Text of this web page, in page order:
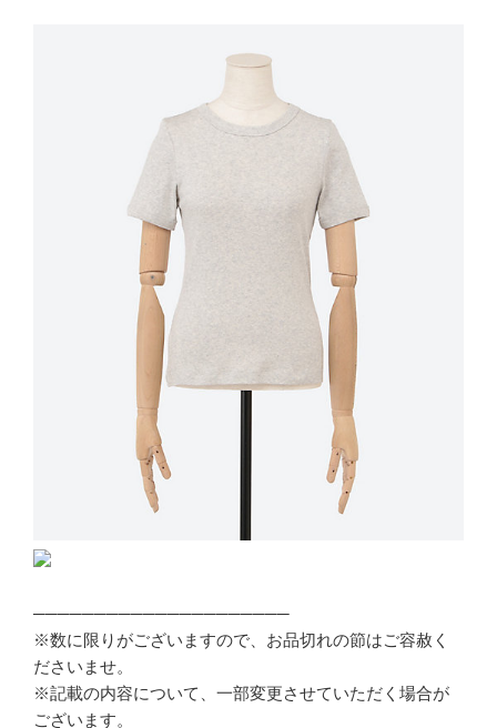
─────────────────────
※数に限りがございますので、お品切れの節はご容赦く
ださいませ。
※記載の内容について、一部変更させていただく場合が
ございます。